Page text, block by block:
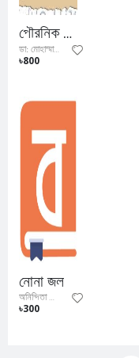
পৌরনিক শব্দের উৎস ক্রমবিবর্তন
ডা: মোহাম্মাদ আমিন
৳800
নোনা জল
অনিন্দিতা গোস্বামী
৳300